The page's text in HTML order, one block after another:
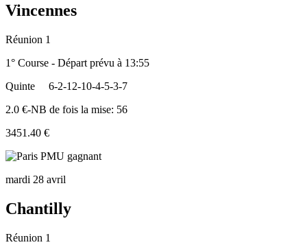
Vincennes
Réunion 1
1° Course - Départ prévu à 13:55
Quinte
6-2-12-10-4-5-3-7
2.0 €-NB de fois la mise: 56
3451.40 €
mardi 28 avril
Chantilly
Réunion 1